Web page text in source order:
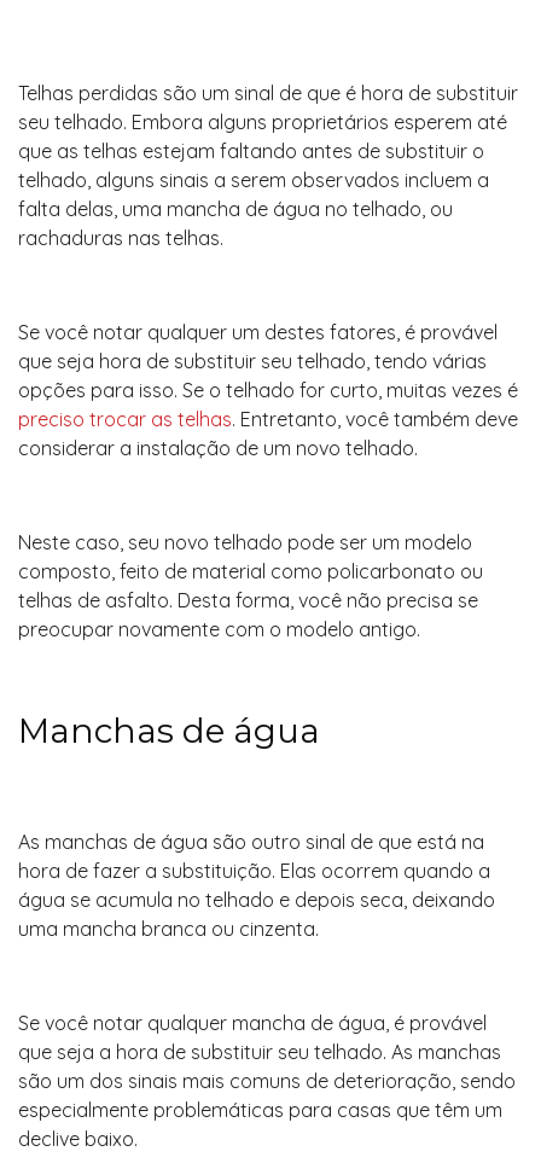
Telhas perdidas são um sinal de que é hora de substituir
seu telhado. Embora alguns proprietários esperem até
que as telhas estejam faltando antes de substituir o
telhado, alguns sinais a serem observados incluem a
falta delas, uma mancha de água no telhado, ou
rachaduras nas telhas.
Se você notar qualquer um destes fatores, é provável
que seja hora de substituir seu telhado, tendo várias
opções para isso. Se o telhado for curto, muitas vezes é
preciso trocar as telhas. Entretanto, você também deve
considerar a instalação de um novo telhado.
Neste caso, seu novo telhado pode ser um modelo
composto, feito de material como policarbonato ou
telhas de asfalto. Desta forma, você não precisa se
preocupar novamente com o modelo antigo.
Manchas de água
As manchas de água são outro sinal de que está na
hora de fazer a substituição. Elas ocorrem quando a
água se acumula no telhado e depois seca, deixando
uma mancha branca ou cinzenta.
Se você notar qualquer mancha de água, é provável
que seja a hora de substituir seu telhado. As manchas
são um dos sinais mais comuns de deterioração, sendo
especialmente problemáticas para casas que têm um
declive baixo.